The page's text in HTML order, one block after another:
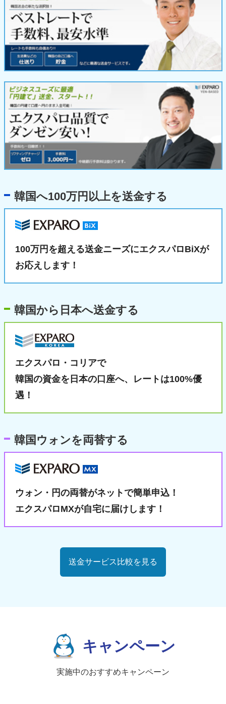
韓国へ100万円以上を送金する
100万円を超える送金ニーズにエクスパロBiXが
お応えします！
韓国から日本へ送金する
エクスパロ・コリアで
韓国の資金を日本の口座へ、
レートは100%優
遇！
韓国ウォンを両替する
ウォン・円の両替がネットで簡単申込！
エクスパロMXが自宅に届けします！
送金サービス比較を見る
キャンペーン
実施中のおすすめキャンペーン